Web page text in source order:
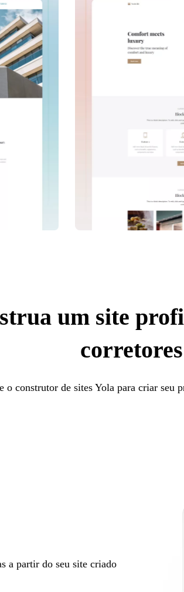
um site
corretores
o construtor de sites Yola para criar seu
a partir do seu site criado